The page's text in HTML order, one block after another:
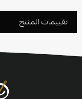
تقييمات المنتج